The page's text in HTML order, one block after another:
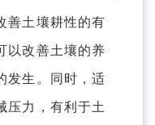
土壤耕性的有
以改善土壤的养
发生。同时，适
压力，有利于土